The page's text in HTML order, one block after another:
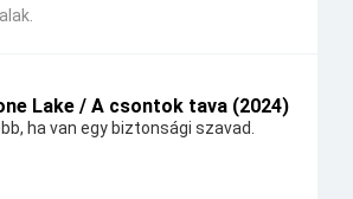
Lake / A csontok tava (2024)
ha van egy biztonsági szavad.